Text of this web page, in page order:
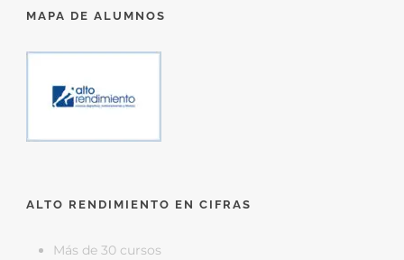
MAPA DE ALUMNOS
ALTO RENDIMIENTO EN CIFRAS
Más de 30 cursos